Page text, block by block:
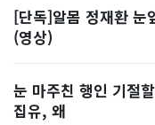
[단독]알몸 정재환 눈
(영상)
눈 마주친 행인 기절
집유, 왜